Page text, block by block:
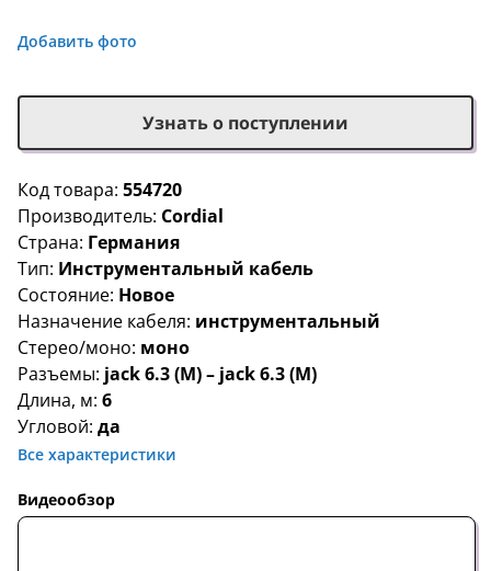
Добавить фото
Код товара: 554720
Производитель: Cordial
Страна: Германия
Тип: Инструментальный кабель
Состояние: Новое
Назначение кабеля: инструментальный
Стерео/моно: моно
Разъемы: jack 6.3 (M) – jack 6.3 (M)
Длина, м: 6
Угловой: да
Все характеристики
Видеообзор
Узнать о поступлении